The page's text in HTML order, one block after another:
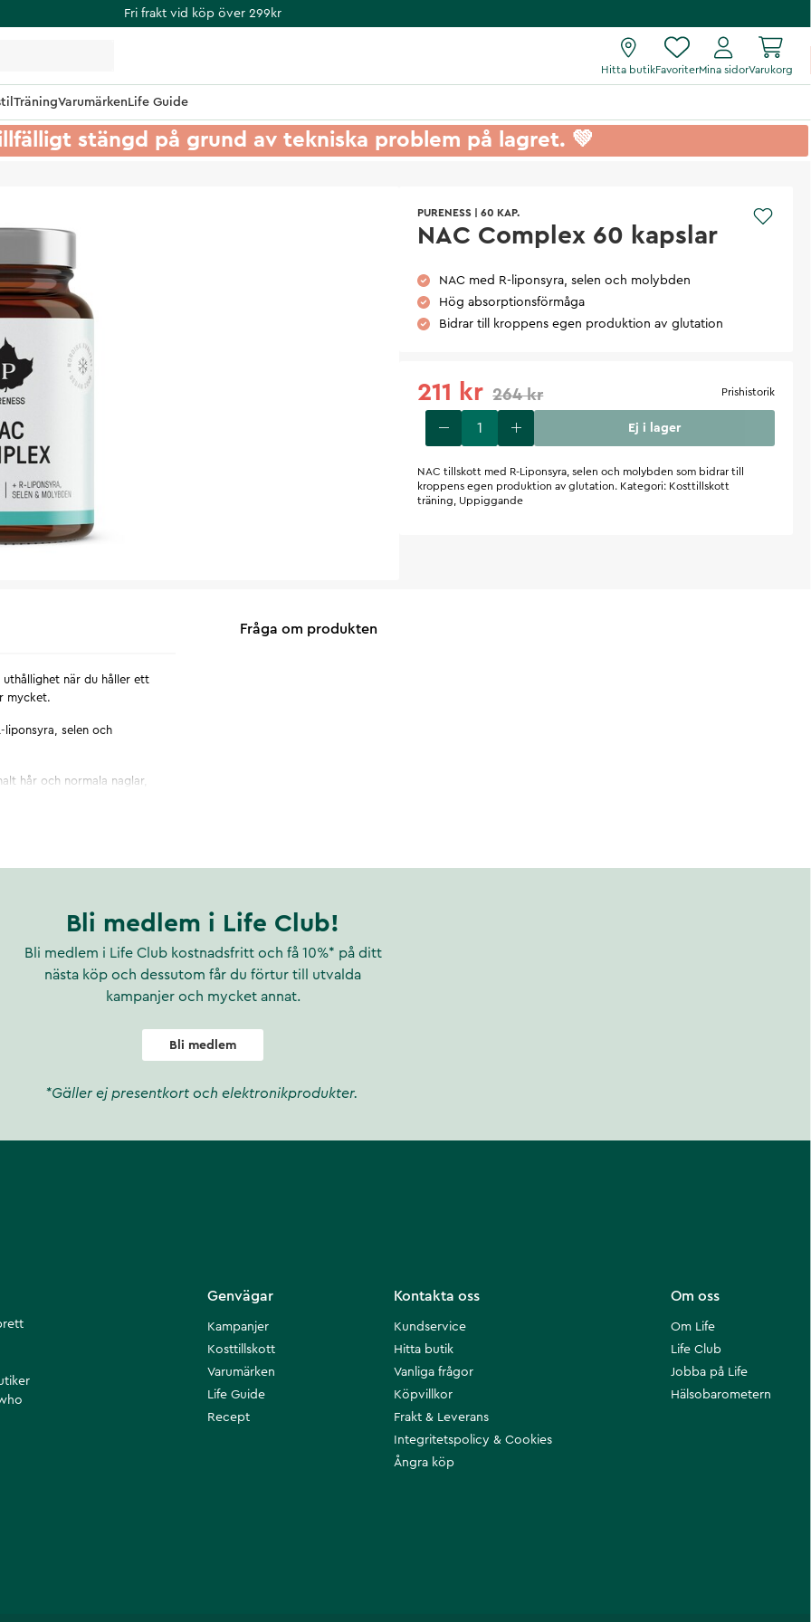
Fri frakt vid köp över 299kr
Hitta butikFavoriterMina sidorVarukorg
TräningVarumärkenLife Guide
stängd på grund av tekniska problem på lagret. 💚
PURENESS 60 KAP.
NAC Complex 60 kapslar
NAC med R-liponsyra, selen och molybden
Hög absorptionsförmåga
Bidrar till kroppens egen produktion av glutation
211 kr 264 kr Prishistorik
Ej i lager
NAC tillskott med R-Liponsyra, selen och molybden som bidrar till
kroppens egen produktion av glutation. Kategori: Kosttillskott
träning, Uppiggande
när du håller ett
mycket.
liponsyra, selen och
hår och normala naglar,
Fråga om produkten
Bli medlem i Life Club!
Bli medlem i Life Club kostnadsfritt och få 10%* på ditt
nästa köp och dessutom får du förtur till utvalda
kampanjer och mycket annat.
Bli medlem
*Gäller ej presentkort och elektronikprodukter.
Om oss
Om Life
Life Club
Jobba på Life
Hälsobarometern
Kontakta oss
Kundservice
Hitta butik
Vanliga frågor
Köpvillkor
Frakt & Leverans
Integritetspolicy & Cookies
Ångra köp
Genvägar
Kampanjer
Kosttillskott
Varumärken
Life Guide
Recept